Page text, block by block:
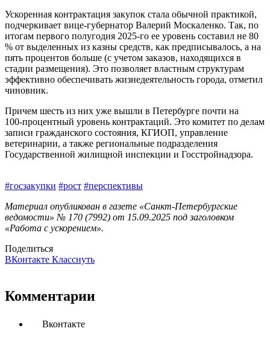
Ускоренная контрактация закупок стала обычной практикой,
подчеркивает вице-губернатор Валерий Москаленко. Так, по
итогам первого полугодия 2025‑го ее уровень составил не 80
% от выделенных из казны средств, как предписывалось, а на
пять процентов больше (с учетом заказов, находящихся в
стадии размещения). Это позволяет властным структурам
эффективно обеспечивать жизнедеятельность города, отметил
чиновник.
Причем шесть из них уже вышли в Петербурге почти на
100‑процентный уровень контрактаций. Это комитет по делам
записи гражданского состояния, КГИОП, управление
ветеринарии, а также региональные подразделения
Государственной жилищной инспекции и Госстройнадзора.
#госзакупки #рост #перспективы
Материал опубликован в газете «Санкт-Петербургские
ведомости» № 170 (7992) от 15.09.2025 под заголовком
«Работа с ускорением».
Поделиться
ВКонтакте Класснуть
Комментарии
Вконтакте